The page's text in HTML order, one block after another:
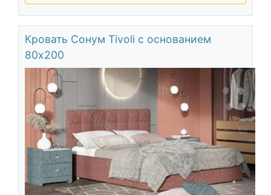
Кровать Сонум Tivoli с основанием
80х200